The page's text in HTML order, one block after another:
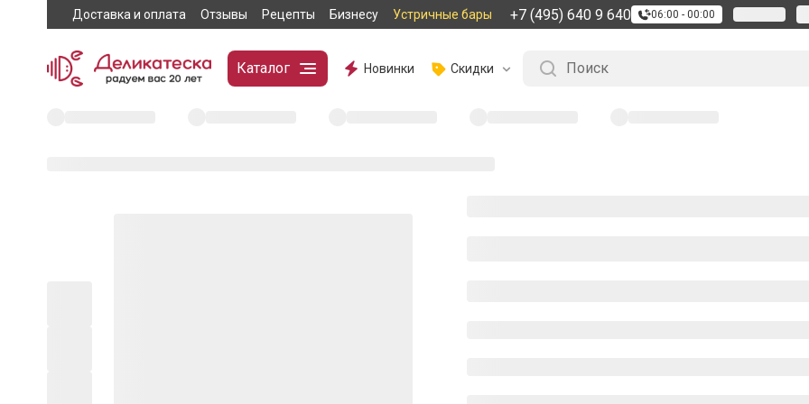
Доставка и оплата Отзывы Рецепты Бизнесу Устричные бары +7 (495) 640 9 640 06:00 - 00:00
Каталог Новинки Скидки